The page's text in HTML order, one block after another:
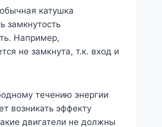
катушка
замкнутость
Например,
не замкнута, т.к. вход и
течению энергии
возникать эффекту
двигатели не должны